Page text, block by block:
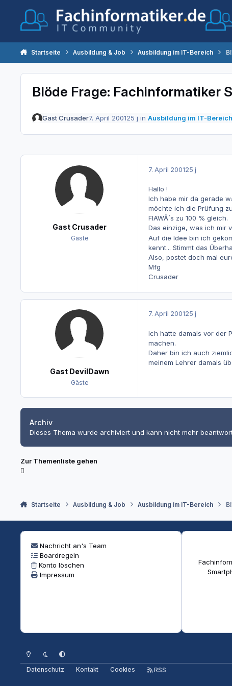
Startseite Ausbildung & Job Ausbildung im IT-Bereich
Blöde Frage: Fachinformatiker
Gast Crusader7. April 200125 j in Ausbildung im IT-Bereich
Gast Crusader
Gäste
7. April 200125 j
Hallo !
Ich habe mir da gerade
möchte ich die Prüfung
FIAWÂ´s zu 100 % gleich.
Das einzige, was ich mir
Auf die Idee bin ich
kennt... Stimmt das
Also, postet doch mal
Mfg
Crusader
Gast DevilDawn
Gäste
7. April 200125 j
Ich hatte damals vor der
machen.
Daher bin ich auch
meinem Lehrer damals
Archiv
Dieses Thema wurde archiviert und kann nicht mehr
Zur Themenliste gehen
Startseite Ausbildung & Job Ausbildung im IT-Bereich
Nachricht an's Team
Boardregeln
Konto löschen
Impressum
Heller ModusDunkler Modus
Systemeinstellung
Datenschutz Kontakt Cookies RSS